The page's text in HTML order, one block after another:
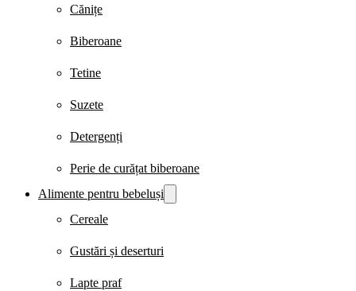
Cănițe
Biberoane
Tetine
Suzete
Detergenți
Perie de curățat biberoane
Alimente pentru bebeluși
Cereale
Gustări și deserturi
Lapte praf